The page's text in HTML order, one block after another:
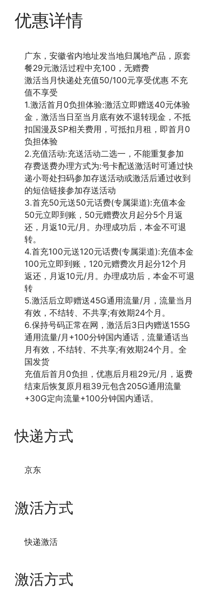
优惠详情
广东，安徽省内地址发当地归属地产品，原套
餐29元激活过程中充100，无赠费
激活当月快递处充值50/100元享受优惠 不充
值不享受
1.激活首月0负担体验:激活立即赠送40元体验
金，激活当日至当月底有效不退转现金，不抵
扣国漫及SP相关费用，可抵扣月租，即首月0
负担体验
2.充值活动:充送活动二选一，不能重复参加
存费送费办理方式为:号卡配送激活时可通过快
递小哥处扫码参加存送活动或激活后通过收到
的短信链接参加存送活动
3.首充50元送50元话费(专属渠道):充值本金
50元立即到账，50元赠费次月起分5个月返
还，月返10元/月。办理成功后，本金不可退
转。
4.首充100元送120元话费(专属渠道):充值本金
100元立即到账，120元赠费次月起分12个月
返还，月返10元/月。办理成功后，本金不可退
转
5.激活后立即赠送45G通用流量/月，流量当月
有效，不结转、不共享;有效期24个月。
6.保持号码正常在网，激活后3日内赠送155G
通用流量/月+100分钟国内通话，流量通话当
月有效，不结转、不共享;有效期24个月。全
国发货
充值后首月0负担，优惠后月租29元/月，返费
结束后恢复原月租39元包含205G通用流量
+30G定向流量+100分钟国内通话。
快递方式
京东
激活方式
快递激活
激活方式